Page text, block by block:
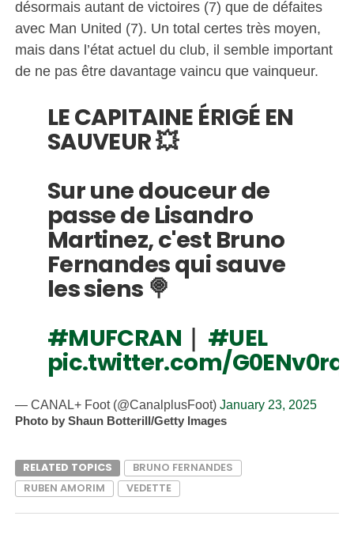
désormais autant de victoires (7) que de défaites
avec Man United (7). Un total certes très moyen,
mais dans l’état actuel du club, il semble important
de ne pas être davantage vaincu que vainqueur.
LE CAPITAINE ÉRIGÉ EN
SAUVEUR 💥
Sur une douceur de
passe de Lisandro
Martinez, c'est Bruno
Fernandes qui sauve
les siens 🍭
#MUFCRAN ｜ #UEL
pic.twitter.com/
— CANAL+ Foot (@CanalplusFoot) January 23, 2025
Photo by Shaun Botterill/Getty Images
RELATED TOPICS
BRUNO FERNANDES
RUBEN AMORIM
VEDETTE